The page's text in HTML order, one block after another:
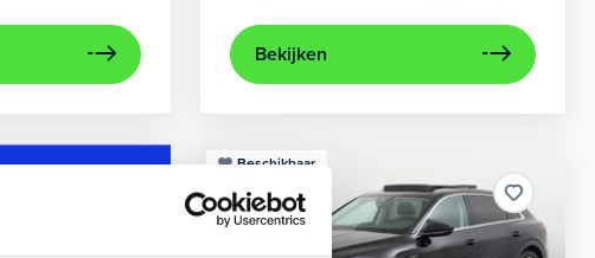
Bekijken
Beschikbaar